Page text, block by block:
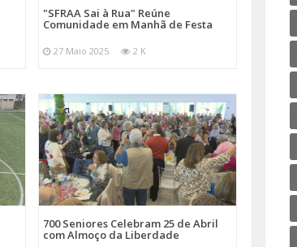
"SFRAA Sai à Rua" Reúne
Comunidade em Manhã de Festa
27 Maio 2025 2 K
700 Seniores Celebram 25 de Abril
com Almoço da Liberdade